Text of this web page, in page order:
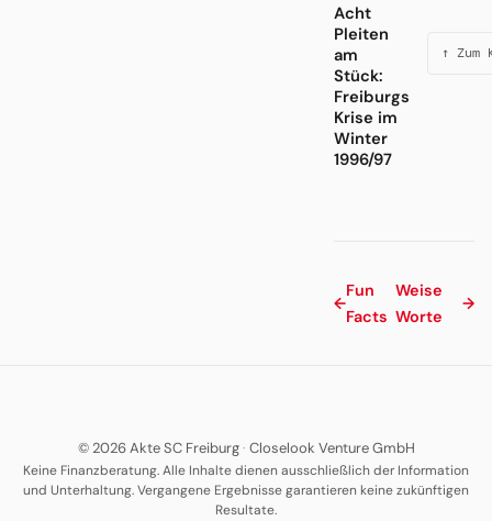
Acht
Pleiten
am
Stück:
Freiburgs
Krise im
Winter
1996/97
↑
←
Fun
Facts
Weise
Worte
→
© 2026 Akte SC Freiburg· Closelook Venture GmbH
Keine Finanzberatung. Alle Inhalte dienen ausschließlich der Information
und Unterhaltung. Vergangene Ergebnisse garantieren keine zukünftigen
Resultate.